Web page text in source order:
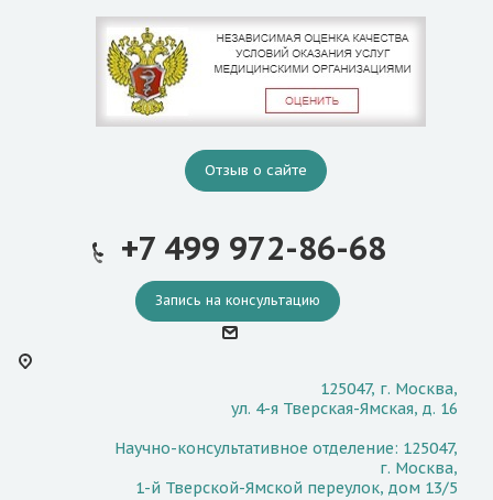
Отзыв о сайте
+7 499 972-86-68
Запись на консультацию
125047, г. Москва,
ул. 4-я Тверская-Ямская, д. 16
Научно-консультативное отделение: 125047,
г. Москва,
1-й Тверской-Ямской переулок, дом 13/5